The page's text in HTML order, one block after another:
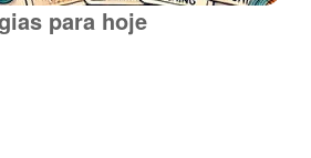
para hoje